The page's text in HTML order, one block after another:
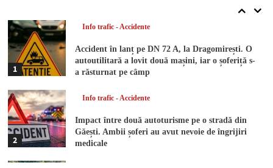
1
Info trafic - Accidente
Accident în lanț pe DN 72 A, la Dragomirești. O
autoutilitară a lovit două mașini, iar o șoferiță s-
a răsturnat pe câmp
2
Info trafic - Accidente
Impact între două autoturisme pe o stradă din
Găești. Ambii șoferi au avut nevoie de îngrijiri
medicale